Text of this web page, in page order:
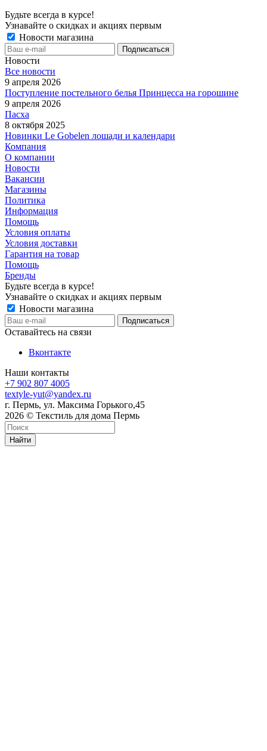
Будьте всегда в курсе!
Узнавайте о скидках и акциях первым
Новости магазина
Новости
Все новости
9 апреля 2026
Поступление постельного белья Принцесса на горошине
9 апреля 2026
Пасха
8 октября 2025
Новинки Le Gobelen лошади и календари
Компания
О компании
Новости
Вакансии
Магазины
Политика
Информация
Помощь
Условия оплаты
Условия доставки
Гарантия на товар
Помощь
Бренды
Будьте всегда в курсе!
Узнавайте о скидках и акциях первым
Новости магазина
Оставайтесь на связи
Вконтакте
Наши контакты
+7 902 807 4005
textyle-yut@yandex.ru
г. Пермь, ул. Максима Горького,45
2026 © Текстиль для дома Пермь
Найти